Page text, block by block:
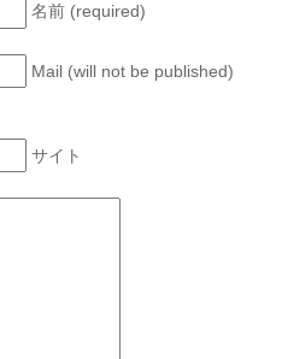
名前 (required)
Mail (will not be published)
サイト